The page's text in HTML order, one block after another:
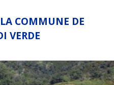
COMMUNE DE
VERDE